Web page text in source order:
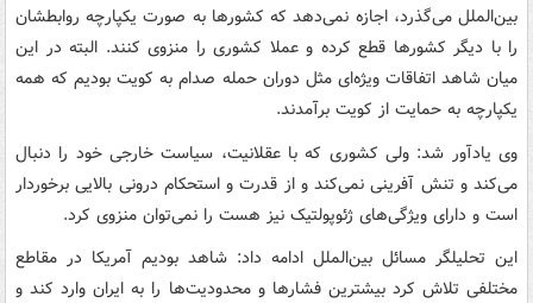
بین‌الملل می‌گذرد، اجازه نمی‌دهد که کشورها به صورت یکپارچه روابطشان
را با دیگر کشورها قطع کرده و عملا کشوری را منزوی کنند. البته در این
میان شاهد اتفاقات ویژه‌ای مثل دوران حمله صدام به کویت بودیم که همه
یکپارچه به حمایت از کویت برآمدند.
وی یادآور شد: ولی کشوری که با عقلانیت، سیاست خارجی خود را دنبال
می‌کند و تنش آفرینی نمی‌کند و از قدرت و استحکام درونی بالایی برخوردار
است و دارای ویژگی‌های ژئوپولتیک نیز هست را نمی‌توان منزوی کرد.
این تحلیلگر مسائل بین‌الملل ادامه داد: شاهد بودیم آمریکا در مقاطع
مختلفی تلاش کرد بیشترین فشارها و محدودیت‌ها را به ایران وارد کند و